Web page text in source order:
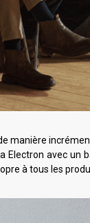
manière
Electron avec un
à tous les